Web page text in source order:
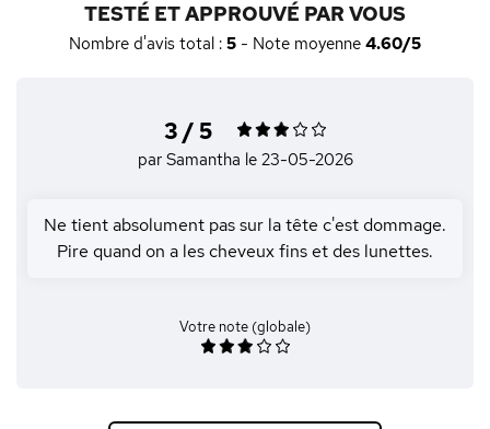
TESTÉ ET APPROUVÉ PAR VOUS
Nombre d'avis total : 5 - Note moyenne 4.60/5
3 / 5
par Samantha le 23-05-2026
Ne tient absolument pas sur la tête c'est dommage.
Pire quand on a les cheveux fins et des lunettes.
Votre note (globale)